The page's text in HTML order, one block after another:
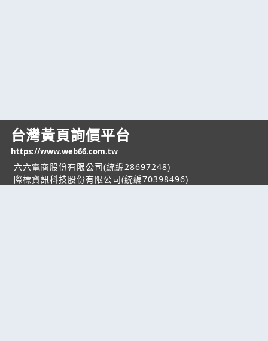
台灣黃頁詢價平台
https://www.web66.com.tw
六六電商股份有限公司(統編28697248)
際標資訊科技股份有限公司(統編70398496)